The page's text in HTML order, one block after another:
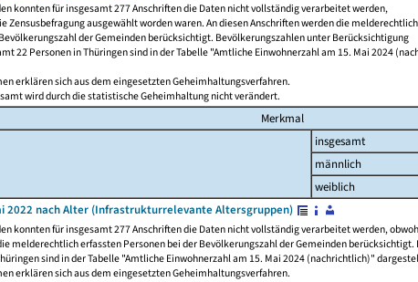
konnten für insgesamt 277 Anschriften die Daten nicht vollständig verarbeitet werden,
Zensusbefragung ausgewählt worden waren. An diesen Anschriften werden die melderechtlich
der Gemeinden berücksichtigt. Bevölkerungszahlen unter Berücksichtigung
22 Personen in Thüringen sind in der Tabelle "Amtliche Einwohnerzahl am 15. Mai 2024
erklären sich aus dem eingesetzten Geheimhaltungsverfahren.
wird durch die statistische Geheimhaltung nicht verändert.
Merkmal
insgesamt
männlich
weiblich
2022 nach Alter (Infrastrukturrelevante Altersgruppen)
konnten für insgesamt 277 Anschriften die Daten nicht vollständig verarbeitet werden,
melderechtlich erfassten Personen bei der Bevölkerungszahl der Gemeinden
sind in der Tabelle "Amtliche Einwohnerzahl am 15. Mai 2024 (nachrichtlich)"
erklären sich aus dem eingesetzten Geheimhaltungsverfahren.